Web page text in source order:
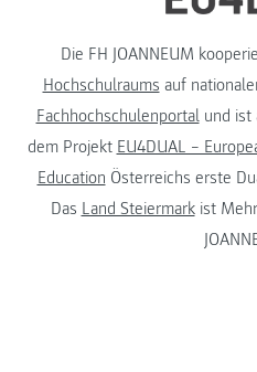
Die FH JOANNEUM
Hochschulraums auf
Fachhochschulenportalund ist
dem Projekt EU4DUAL –
Education Österreichs erste
Das Land Steiermarkist